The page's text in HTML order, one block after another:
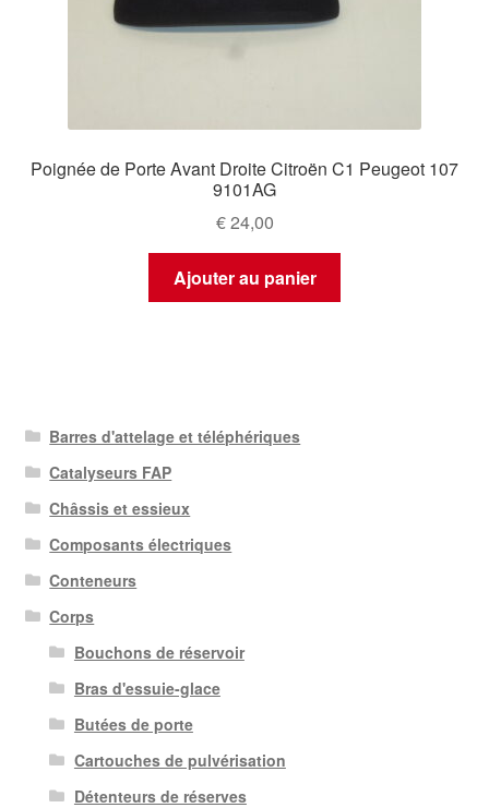
Poignée de Porte Avant Droite Citroën C1 Peugeot 107
9101AG
€24,00
Ajouter au panier
Barres d'attelage et téléphériques
Catalyseurs FAP
Châssis et essieux
Composants électriques
Conteneurs
Corps
Bouchons de réservoir
Bras d'essuie-glace
Butées de porte
Cartouches de pulvérisation
Détenteurs de réserves